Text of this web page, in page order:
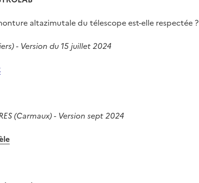
altazimutale du télescope est-elle respectée ?
- Version du 15 juillet 2024
(Carmaux) - Version sept 2024